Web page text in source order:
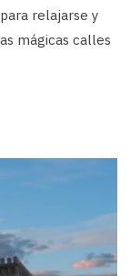
relajarse y
mágicas calles